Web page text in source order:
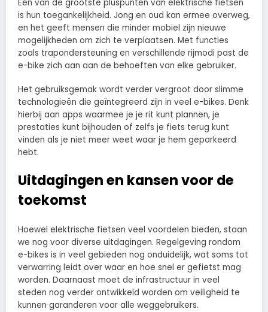
Eén van de grootste pluspunten van elektrische fietsen
is hun toegankelijkheid. Jong en oud kan ermee overweg,
en het geeft mensen die minder mobiel zijn nieuwe
mogelijkheden om zich te verplaatsen. Met functies
zoals trapondersteuning en verschillende rijmodi past de
e-bike zich aan aan de behoeften van elke gebruiker.
Het gebruiksgemak wordt verder vergroot door slimme
technologieën die geïntegreerd zijn in veel e-bikes. Denk
hierbij aan apps waarmee je je rit kunt plannen, je
prestaties kunt bijhouden of zelfs je fiets terug kunt
vinden als je niet meer weet waar je hem geparkeerd
hebt.
Uitdagingen en kansen voor de
toekomst
Hoewel elektrische fietsen veel voordelen bieden, staan
we nog voor diverse uitdagingen. Regelgeving rondom
e-bikes is in veel gebieden nog onduidelijk, wat soms tot
verwarring leidt over waar en hoe snel er gefietst mag
worden. Daarnaast moet de infrastructuur in veel
steden nog verder ontwikkeld worden om veiligheid te
kunnen garanderen voor alle weggebruikers.